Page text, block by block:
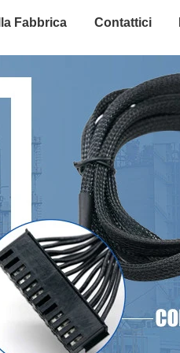
Fabbrica Contattici